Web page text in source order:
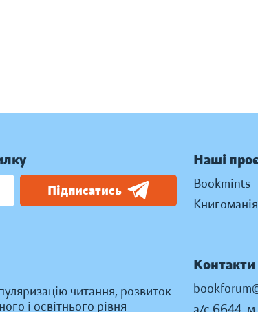
Підписатись
читання, розвиток
і освітнього рівня
Наші
Bookmints
Книгоманія
Контакти